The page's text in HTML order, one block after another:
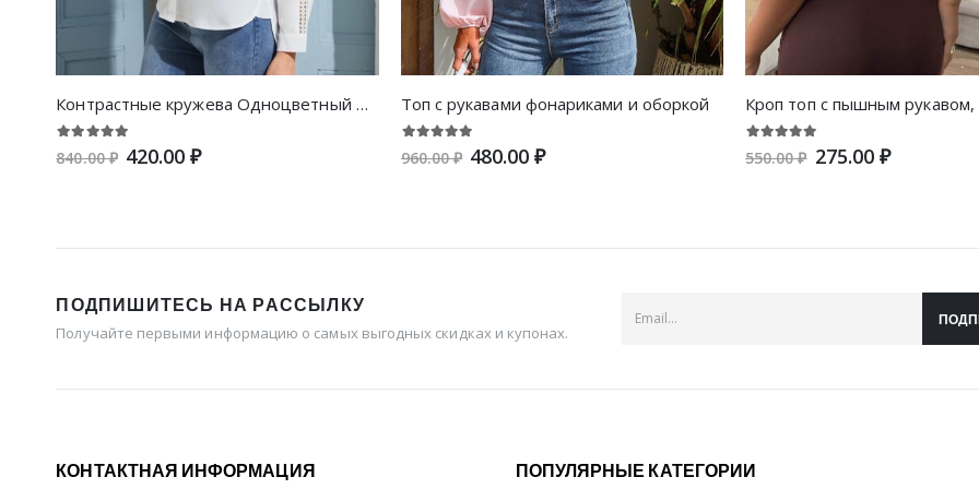
Контрастные кружева Одноцветный Повседневный Блузы
840.00 ₽ 420.00 ₽
Топ с рукавами фонариками и оборкой
960.00 ₽ 480.00 ₽ 550.00 ₽ 275.00 ₽
ПОДПИШИТЕСЬ НА РАССЫЛКУ
Получайте первыми информацию о самых выгодных скидках и купонах.
КОНТАКТНАЯ ИНФОРМАЦИЯ ПОПУЛЯРНЫЕ КАТЕГОРИИ